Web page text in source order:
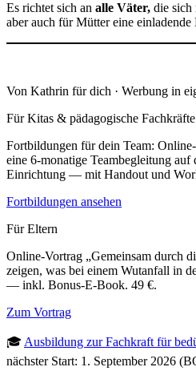
Es richtet sich an alle Väter, die sich
aber auch für Mütter eine einladende
Von Kathrin für dich · Werbung in
Für Kitas & pädagogische Fachkräfte
Fortbildungen für dein Team:
eine 6-monatige Teambegleitung
Einrichtung — mit Handout und
Fortbildungen ansehen
Für Eltern
Online-Vortrag „Gemeinsam durch
zeigen, was bei einem Wutanfall in
— inkl. Bonus-E-Book. 49 €.
Zum Vortrag
🎓 Ausbildung zur Fachkraft für
nächster Start: 1. September 2026